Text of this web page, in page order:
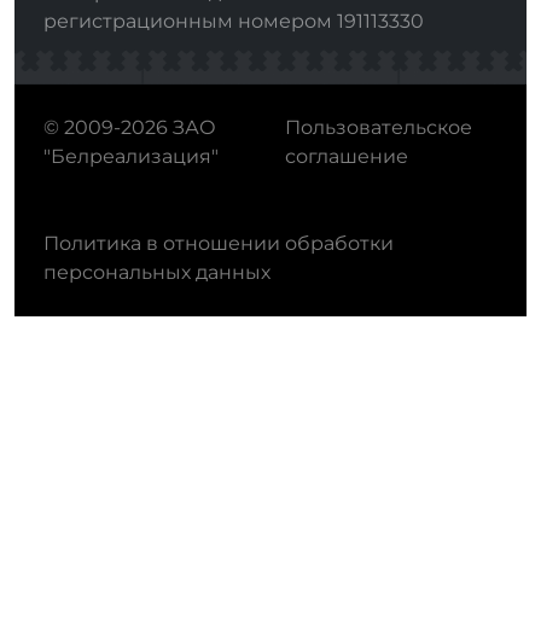
регистрационным номером 191113330
© 2009-2026 ЗАО
"Белреализация"
Пользовательское
соглашение
Политика в отношении обработки
персональных данных